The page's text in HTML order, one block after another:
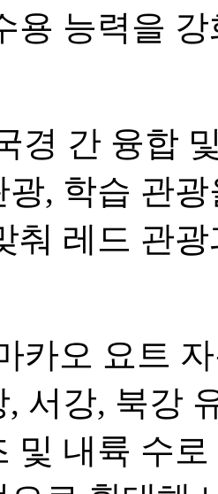
용 능력을
경 간 융합
광, 학습 관
춰 레드 관
카오 요트
서강, 북강
및 내륙 수